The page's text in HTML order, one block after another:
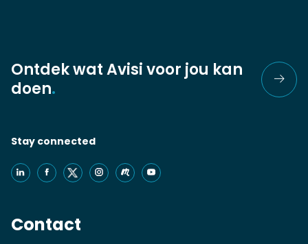
Ontdek wat Avisi voor jou kan
doen.
Stay connected
Contact